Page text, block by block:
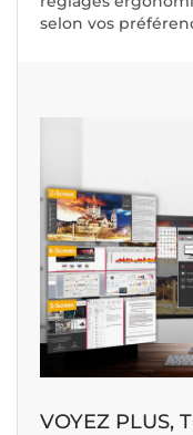
selon vos
VOYEZ PLUS,